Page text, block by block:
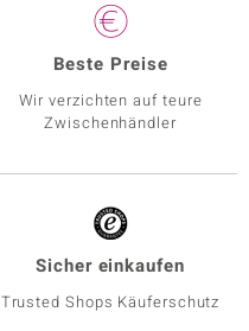
Beste Preise
Wir verzichten auf teure
Zwischenhändler
Sicher einkaufen
Trusted Shops Käuferschutz